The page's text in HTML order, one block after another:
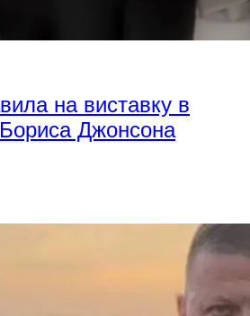
на виставку в
Джонсона